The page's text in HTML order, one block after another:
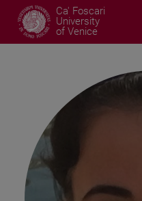
Ca' Foscari
University
of Venice